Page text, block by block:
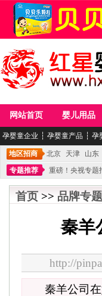
网站首页 婴儿用品
孕婴童企业 ┆ 孕婴童产品 ┆ 孕
地区招商 北京 天津 山东
专题推荐
重磅！央视专题
不能再单纯地销售产品,而要
首页 >> 品牌专题
秦羊
http://
秦羊公司